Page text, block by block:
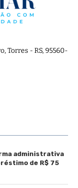
Torres - RS, 95560-
administrativa
de R$ 75